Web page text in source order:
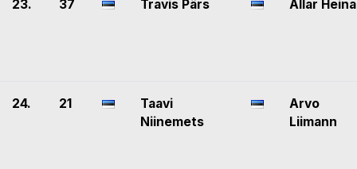
23. 37 Travis Pärs Allar Heina
24. 21
Taavi
Niinemets
Arvo
Liimann